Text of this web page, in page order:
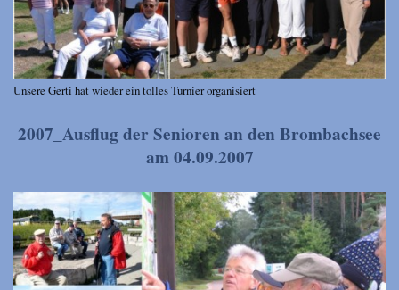
Unsere Gerti hat wieder ein tolles Turnier organisiert
2007_Ausflug der Senioren an den Brombachsee
am 04.09.2007